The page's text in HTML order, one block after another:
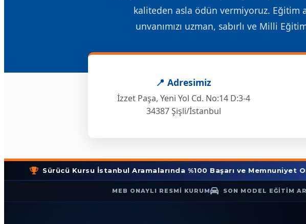
kaliteden asla ödün vermiyoruz. Eğitim
unvanımızı uzman, sabırlı ve Milli
📍 Adresimiz
İzzet Paşa, Yeni Yol Cd. No:14 D:3-4
34387 Şişli/İstanbul
Sürücü Kursu İstanbul Aramalarında %100 Başarı ve Memnuniyet Oranı
MEB ONAYLI RESMİ KURUM SON MODEL EĞİTİM